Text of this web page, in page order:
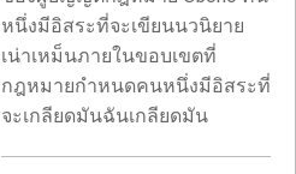
หนึ่งมีอิสระที่จะเขียนนวนิยาย
เน่าเหม็นภายในขอบเขตที่
กฎหมายกำหนดคนหนึ่งมีอิสระที่
จะเกลียดมันฉันเกลียดมัน
ไฟ
ไหม้
โรงแรม
พนักงาน
ยก
เซียด
อร์
ทมุนด์
ประสบ
กับ